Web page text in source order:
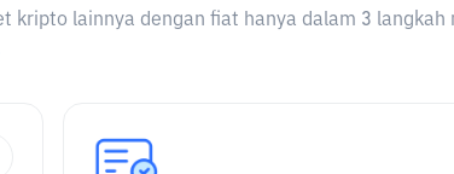
kripto lainnya dengan fiat hanya dalam 3 langkah